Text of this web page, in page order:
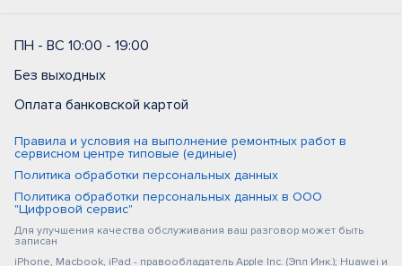
ПН - ВС 10:00 - 19:00
Без выходных
Оплата банковской картой
Правила и условия на выполнение ремонтных работ в
сервисном центре типовые (единые)
Политика обработки персональных данных
Политика обработки персональных данных в ООО
"Цифровой сервис"
Для улучшения качества обслуживания ваш разговор может быть
записан
iPhone, Macbook, iPad - правообладатель Apple Inc. (Эпл Инк.); Huawei и